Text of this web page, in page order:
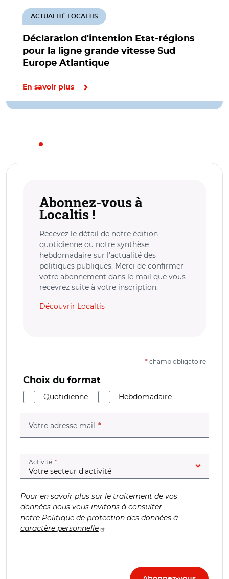
Déclaration d'intention Etat-régions
pour la ligne grande vitesse Sud
Europe Atlantique
ACTUALITÉ LOCALTIS
En savoir plus
Abonnez-vous à
Localtis !
Recevez le détail de notre édition
quotidienne ou notre synthèse
hebdomadaire sur l’actualité des
politiques publiques. Merci de confirmer
votre abonnement dans le mail que vous
recevrez suite à votre inscription.
Découvrir Localtis
* champ obligatoire
Choix du format
Quotidienne
Hebdomadaire
Votre adresse mail (champ obligatoire)
Activité (champ obligatoire)
Pour en savoir plus sur le traitement de vos
données nous vous invitons à consulter
notre Politique de protection des données à
caractère personnelle